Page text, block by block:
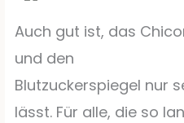
Auch gut ist, das
und den
Blutzuckerspiegel nur
lässt. Für alle, die so